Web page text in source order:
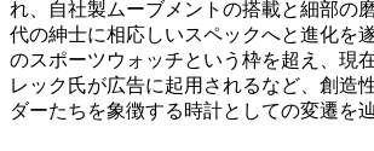
れ、自社製ムーブメントの搭載と細部の
代の紳士に相応しいスペックへと進化を
のスポーツウォッチという枠を超え、現
レック氏が広告に起用されるなど、創造
ダーたちを象徴する時計としての変遷を